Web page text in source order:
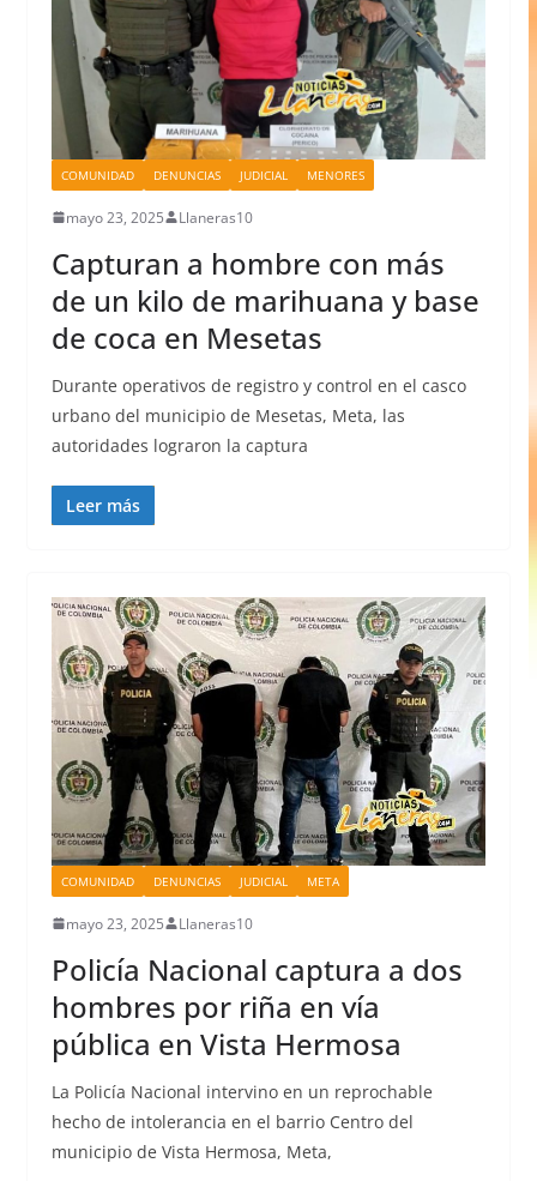
COMUNIDAD DENUNCIAS JUDICIAL MENORES
mayo 23, 2025 Llaneras10
Capturan a hombre con más
de un kilo de marihuana y base
de coca en Mesetas
Durante operativos de registro y control en el casco
urbano del municipio de Mesetas, Meta, las
autoridades lograron la captura
Leer más
COMUNIDAD DENUNCIAS JUDICIAL META
mayo 23, 2025 Llaneras10
Policía Nacional captura a dos
hombres por riña en vía
pública en Vista Hermosa
La Policía Nacional intervino en un reprochable
hecho de intolerancia en el barrio Centro del
municipio de Vista Hermosa, Meta,